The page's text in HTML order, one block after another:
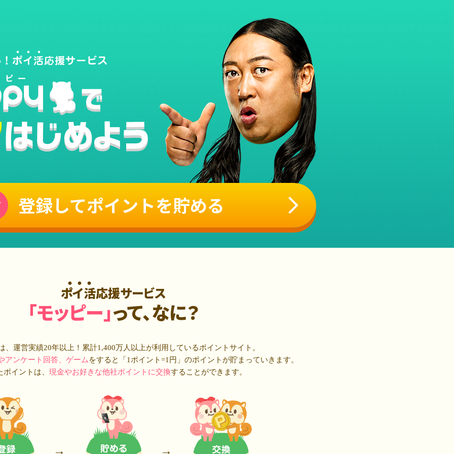
登録してポイントを貯める
ポイ活応援サービス
「モッピー」って、なに？
、運営実績20年以上！累計1,400万人 以上が利用しているポイントサイト。
アンケート回答、ゲーム をすると「1ポイント=1円」のポイントが貯まっていきます。
ポイントは、 現金やお好きな他社ポイントに交換することができます。